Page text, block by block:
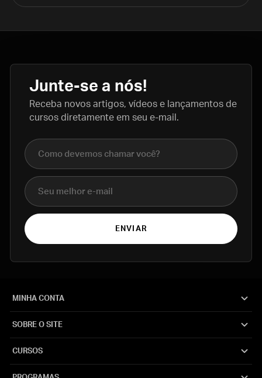
Junte-se a nós!
Receba novos artigos, vídeos e lançamentos de
cursos diretamente em seu e-mail.
Nome completo
E-mail
ENVIAR
MINHA CONTA
SOBRE O SITE
CURSOS